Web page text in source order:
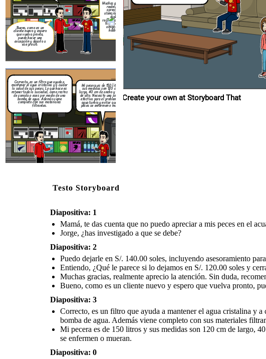
Bueno, como es un
cliente nuevo y espero
que vuelva pronto,
puedo hacer una
excepción y dejarlo a
ese precio.
Muchas gracias,
realmente
aprecio la
atención. Sin
duda,
recomendaré su
tienda a mis
amigos del
hobbie.
Correcto, es un filtro que ayuda a
mantener el agua cristalina y a cuidar
la salud de sus peces. Lo que hace es
retener toda la suciedad, como restos
de comida o eses por medio de una
bomba de agua. Además viene
completo con sus materiales
filtrantes.
Mi pecera es de 150 litros y
sus medidas son 120 cm de
largo, 40 cm de ancho y 45 cm
de alto. Necesito una solución
efectiva para el problema del
agua turbia y evitar que mis
peces se enfermen o mueran.
Create your own at Storyboard That
Testo Storyboard
Diapositiva: 1
Mamá, te das cuenta que no puedo apreciar a mis peces en el
Jorge, ¿has investigado a que se debe?
Diapositiva: 2
Puedo dejarle en S/. 140.00 soles, incluyendo asesoramiento
Entiendo, ¿Qué le parece si lo dejamos en S/. 120.00 soles y
Muchas gracias, realmente aprecio la atención. Sin duda,
Bueno, como es un cliente nuevo y espero que vuelva pronto,
Diapositiva: 3
Correcto, es un filtro que ayuda a mantener el agua cristalina y
bomba de agua. Además viene completo con sus materiales
Mi pecera es de 150 litros y sus medidas son 120 cm de largo,
se enfermen o mueran.
Diapositiva: 0